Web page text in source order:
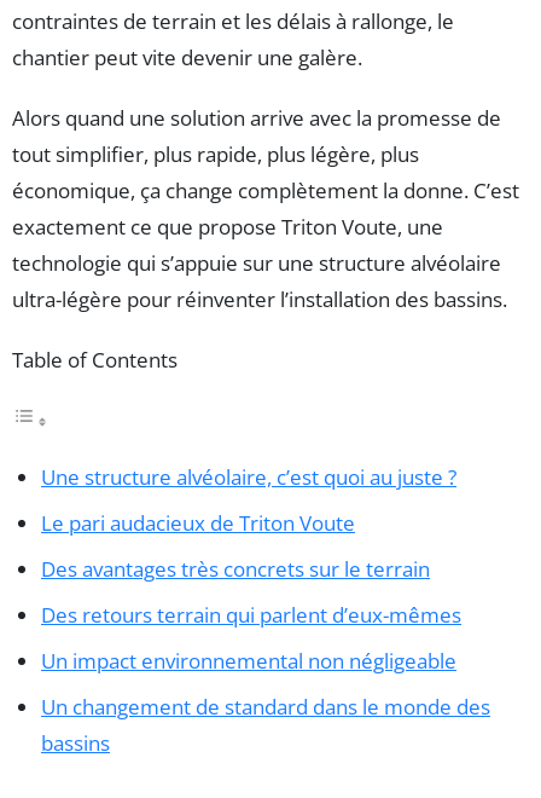
contraintes de terrain et les délais à rallonge, le
chantier peut vite devenir une galère.
Alors quand une solution arrive avec la promesse de
tout simplifier, plus rapide, plus légère, plus
économique, ça change complètement la donne. C’est
exactement ce que propose Triton Voute, une
technologie qui s’appuie sur une structure alvéolaire
ultra-légère pour réinventer l’installation des bassins.
Table of Contents
Une structure alvéolaire, c’est quoi au juste ?
Le pari audacieux de Triton Voute
Des avantages très concrets sur le terrain
Des retours terrain qui parlent d’eux-mêmes
Un impact environnemental non négligeable
Un changement de standard dans le monde des
bassins